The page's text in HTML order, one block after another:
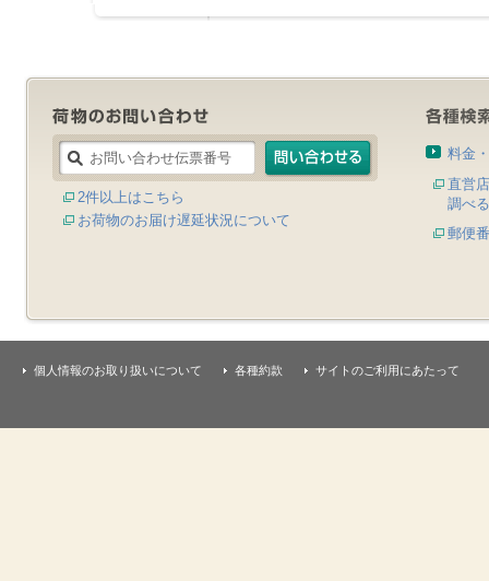
2件以上はこちら
お荷物のお届け遅延状況について
料金
直営
調べる
郵便
個人情報のお取り扱いについて 各種約款 サイトのご利用にあたって